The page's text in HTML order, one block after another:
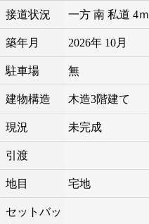
接道状況 一方 南 私道 4ｍ
築年月 2026年 10月
駐車場 無
建物構造 木造3階建て
現況 未完成
引渡
地目 宅地
セットバッ